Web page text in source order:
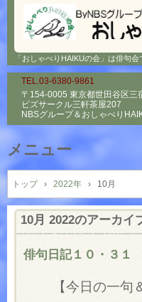
「おしゃべりHAIKUの会」は俳句会
TEL.03-6380-9861
〒154-0005 東京都世田谷区三
ビズサークル三軒茶屋207
NBSグループ＆ おしゃべり
メニュー
コ
ン
テ
ン
トップ › 2022年 › 10月
10月 2022のアーカイ
俳句日記１０・３１
【今日の一句